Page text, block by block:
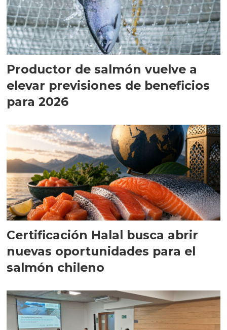
Productor de salmón vuelve a
elevar previsiones de beneficios
para 2026
Certificación Halal busca abrir
nuevas oportunidades para el
salmón chileno